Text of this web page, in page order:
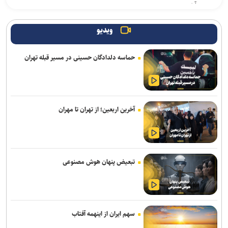
می‌آیند
۶ روستای شمال آذربایجان غربی به اینترنت پرسرعت متصل شدند
اطلاعات تیم‌های برگزیده جشنواره «ایما» برای ارتباط با صنعت و
سرمایه‌گذاران منتشر می‌شود
قیمت ایکس‌باکس سری ایکس در اروپا به رکورد بی‌سابقه ۷۹۹ یورو رسید
۳ بازی جدید گیم‌پس ایکس‌باکس با استقبال بی‌نظیر کاربران روبه‌رو
شدند
می‌کند
بازی پرطرفدار Palworld با سبک نقش‌آفرینی آنلاین امسال به اندروید و
iOS می‌آید
نخستین هدفون گیره‌ای ناتینگ با قیمت زیر ۱۰۰ دلار معرفی شد
«مهرکام» دومین برنامه جامع مهر بنیاد ملی علم ایران آغاز به کار کرد
ویدیو
حماسه دلدادگان حسینی در مسیر قبله تهران
آخرین اربعین؛ از تهران تا مهران
تبعیض پنهان هوش مصنوعی
سهم ایران از اینهمه آفتاب